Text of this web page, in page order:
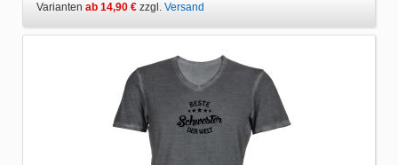
Varianten ab 14,90 € zzgl. Versand